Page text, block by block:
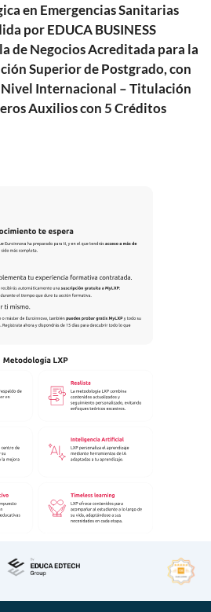
en Emergencias Sanitarias
por EDUCA BUSINESS
de Negocios Acreditada para la
Superior de Postgrado, con
Internacional – Titulación
Auxilios con 5 Créditos